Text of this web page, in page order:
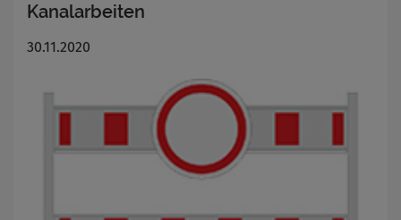
Kanalarbeiten
30.11.2020